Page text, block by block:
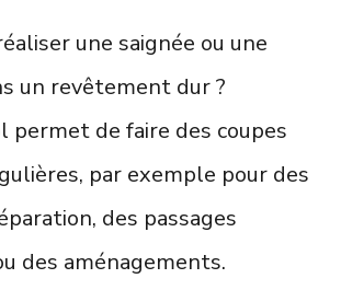
une saignée ou une
un revêtement dur ?
permet de faire des coupes
par exemple pour des
des passages
des aménagements.